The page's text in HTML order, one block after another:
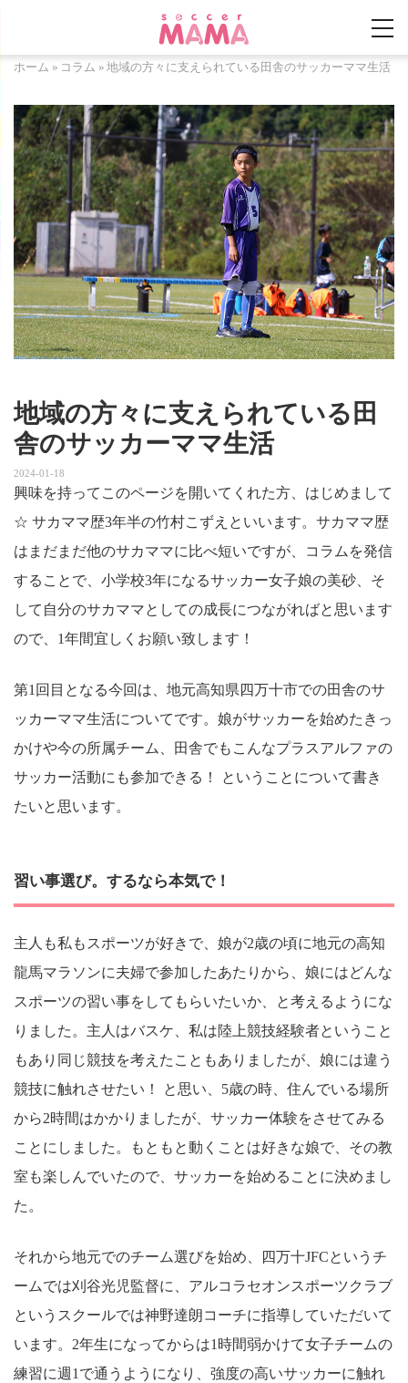
ホーム » コラム » 地域の方々に支えられている田舎のサッカーママ生活
地域の方々に支えられている田
舎のサッカーママ生活
2024-01-18
興味を持ってこのページを開いてくれた方、はじめまして
☆ サカママ歴3年半の竹村こずえといいます。サカママ歴
はまだまだ他のサカママに比べ短いですが、コラムを発信
することで、小学校3年になるサッカー女子娘の美砂、そ
して自分のサカママとしての成長につながればと思います
ので、1年間宜しくお願い致します！
第1回目となる今回は、地元高知県四万十市での田舎のサ
ッカーママ生活についてです。娘がサッカーを始めたきっ
かけや今の所属チーム、田舎でもこんなプラスアルファの
サッカー活動にも参加できる！ ということについて書き
たいと思います。
習い事選び。するなら本気で！
主人も私もスポーツが好きで、娘が2歳の頃に地元の高知
龍馬マラソンに夫婦で参加したあたりから、娘にはどんな
スポーツの習い事をしてもらいたいか、と考えるようにな
りました。主人はバスケ、私は陸上競技経験者ということ
もあり同じ競技を考えたこともありましたが、娘には違う
競技に触れさせたい！ と思い、5歳の時、住んでいる場所
から2時間はかかりましたが、サッカー体験をさせてみる
ことにしました。もともと動くことは好きな娘で、その教
室も楽しんでいたので、サッカーを始めることに決めまし
た。
それから地元でのチーム選びを始め、四万十JFCというチ
ームでは刈谷光児監督に、アルコラセオンスポーツクラブ
というスクールでは神野達朗コーチに指導していただいて
います。2年生になってからは1時間弱かけて女子チームの
練習に週1で通うようになり、強度の高いサッカーに触れ